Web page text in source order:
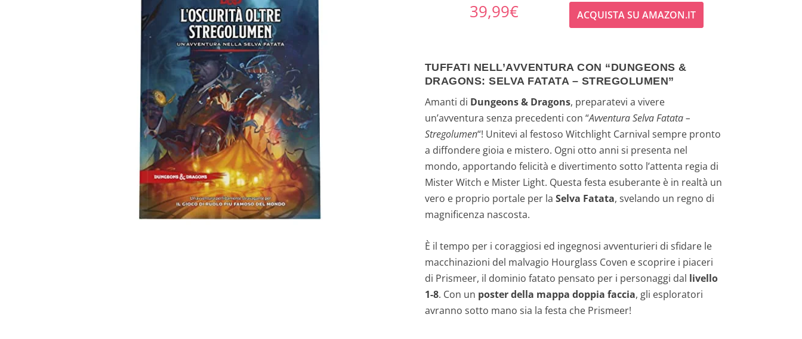
39,99€ ACQUISTA SU AMAZON.IT
TUFFATI NELL’AVVENTURA CON “DUNGEONS &
DRAGONS: SELVA FATATA – STREGOLUMEN”
Amanti di Dungeons & Dragons, preparatevi a vivere
un’avventura senza precedenti con “Avventura Selva Fatata –
Stregolumen“! Unitevi al festoso Witchlight Carnival sempre pronto
a diffondere gioia e mistero. Ogni otto anni si presenta nel
mondo, apportando felicità e divertimento sotto l’attenta regia di
Mister Witch e Mister Light. Questa festa esuberante è in realtà un
vero e proprio portale per la Selva Fatata, svelando un regno di
magnificenza nascosta.
È il tempo per i coraggiosi ed ingegnosi avventurieri di sfidare le
macchinazioni del malvagio Hourglass Coven e scoprire i piaceri
di Prismeer, il dominio fatato pensato per i personaggi dal livello
1-8. Con un poster della mappa doppia faccia, gli esploratori
avranno sotto mano sia la festa che Prismeer!